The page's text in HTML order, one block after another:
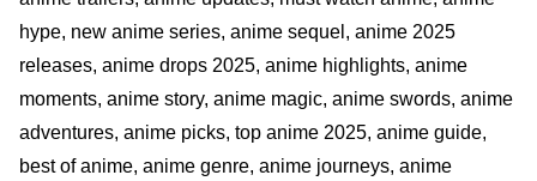
hype, new anime series, anime sequel, anime 2025
releases, anime drops 2025, anime highlights, anime
moments, anime story, anime magic, anime swords, anime
adventures, anime picks, top anime 2025, anime guide,
best of anime, anime genre, anime journeys, anime